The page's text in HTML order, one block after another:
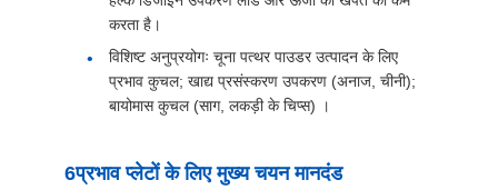
करता है।
विशिष्ट अनुप्रयोगः चूना पत्थर पाउडर उत्पादन के लिए
प्रभाव कुचल; खाद्य प्रसंस्करण उपकरण (अनाज, चीनी);
बायोमास कुचल (साग, लकड़ी के चिप्स) ।
6प्रभाव प्लेटों के लिए मुख्य चयन मानदंड